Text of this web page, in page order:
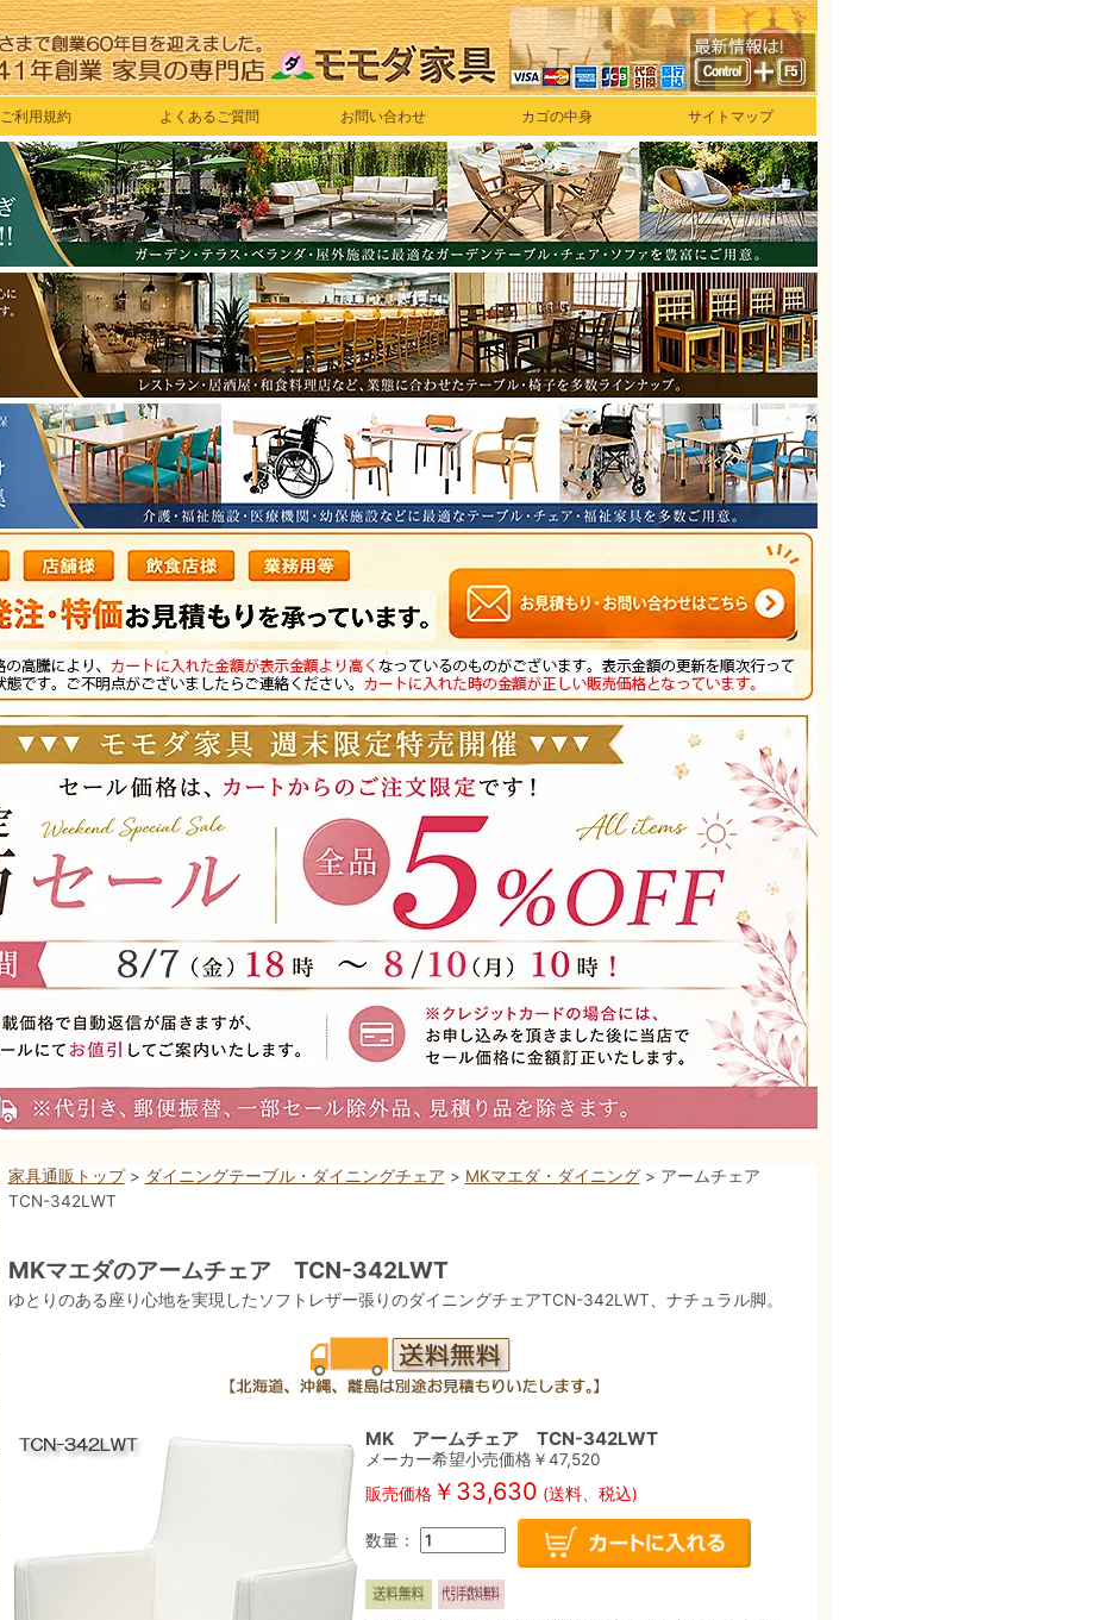
ご利用規約 よくあるご質問 お問い合わせ カゴの中身 サイトマップ
家具通販トップ> ダイニングテーブル・ダイニングチェア > MKマエダ・ダイニング> アームチェア
TCN-342LWT
MKマエダのアームチェア TCN-342LWT
ゆとりのある座り心地を実現したソフトレザー張りのダイニングチェアTCN-342LWT、ナチュラル脚。
MK アームチェア TCN-342LWT
メーカー希望小売価格￥47,520
販売価格￥33,630 (送料、税込)
数量：